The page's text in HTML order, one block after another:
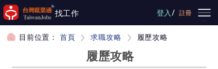
跳到主要內容
找工作 登入/ 註冊
目前位置： 首頁 求職攻略 履歷攻略
履歷攻略